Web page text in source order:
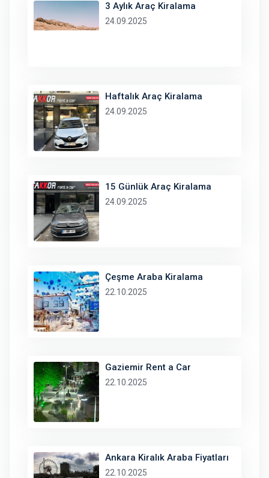
3 Aylık Araç Kiralama
24.09.2025
Haftalık Araç Kiralama
24.09.2025
15 Günlük Araç Kiralama
24.09.2025
Çeşme Araba Kiralama
22.10.2025
Gaziemir Rent a Car
22.10.2025
Ankara Kiralık Araba Fiyatları
22.10.2025